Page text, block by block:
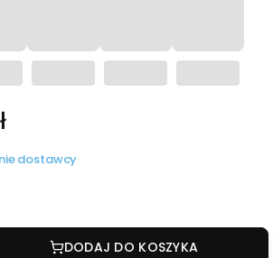
dostawcy
DODAJ DO KOSZYKA